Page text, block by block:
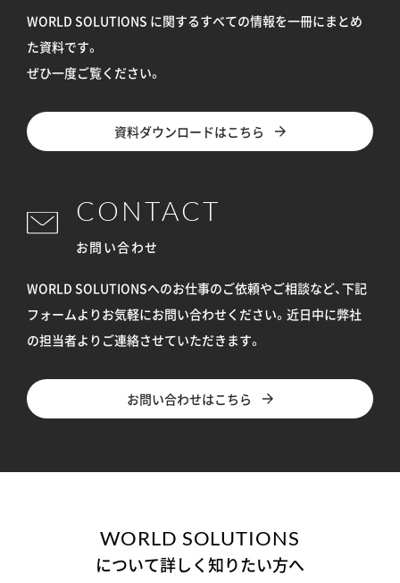
WORLD SOLUTIONS に関するすべての情報を一冊にまとめ
た資料です。
ぜひ一度ご覧ください。
資料ダウンロードはこちら
CONTACT
お問い合わせ
WORLD SOLUTIONSへのお仕事のご依頼やご相談など、下記
フォームよりお気軽にお問い合わせください。 近日中に弊社
の担当者よりご連絡させていただきます。
お問い合わせはこちら
WORLD SOLUTIONS
について詳しく知りたい方へ